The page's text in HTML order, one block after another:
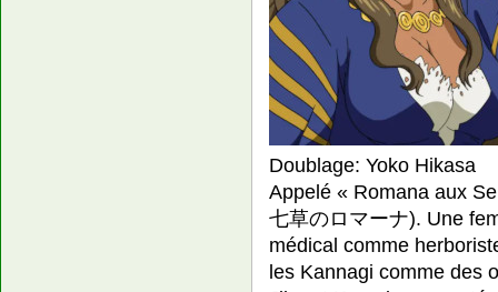
Doublage: Yoko Hikasa
Appelé « Romana aux
七草のロマーナ). Une
médical comme
les Kannagi comme des